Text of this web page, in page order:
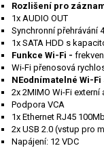
Rozlišení pro
1x AUDIO OUT
Synchronní přehrávání
1x SATA HDD s
Funkce Wi-Fi -
Wi-Fi přenosová
NEodnímatelné Wi-Fi
2x 2MIMO Wi-Fi externí
Podpora VCA
1x Ethernet RJ45
2x USB 2.0 (vstup pro
Napájení: 12 VDC